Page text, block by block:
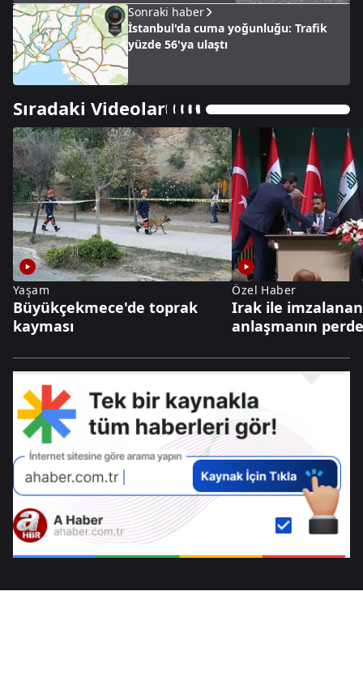
Sonraki haber
İstanbul'da cuma yoğunluğu: Trafik
yüzde 56'ya ulaştı
Sıradaki Videolar
Yaşam
Büyükçekmece'de toprak
kayması
Özel Haber
Irak ile imzalanan
anlaşmanın